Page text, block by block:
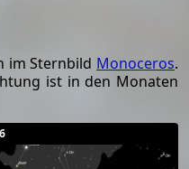
im Sternbild Monoceros.
ist in den Monaten